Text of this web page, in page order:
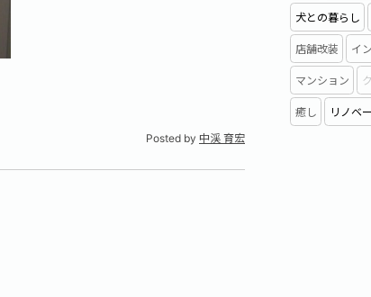
Posted by 中渓 育宏
犬との暮らし
店舗改装 イ
マンション
癒し リノベ